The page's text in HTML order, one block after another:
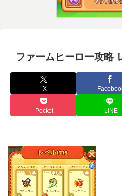
ファームヒーロー攻略
X
Pocket LINE